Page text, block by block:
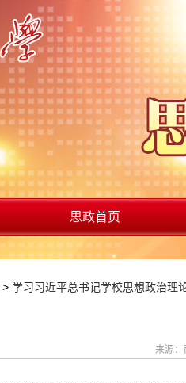
思政首页
> 学习习近平总书记学校思想政治理
来源：